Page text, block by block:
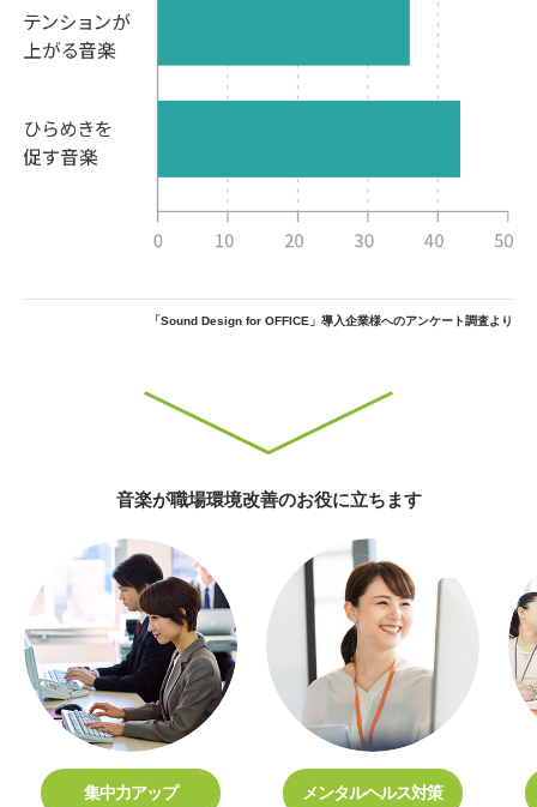
「Sound Design for OFFICE」導入企業様へのアンケート調査より
音楽が職場環境改善のお役に立ちます
集中力アップ メンタルヘルス対策